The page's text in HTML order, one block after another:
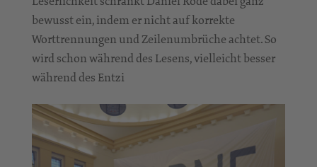
bewusst ein, indem er nicht auf korrekte
Worttrennungen und Zeilenumbrüche achtet. So
wird schon während des Lesens, vielleicht besser
während des Entzi